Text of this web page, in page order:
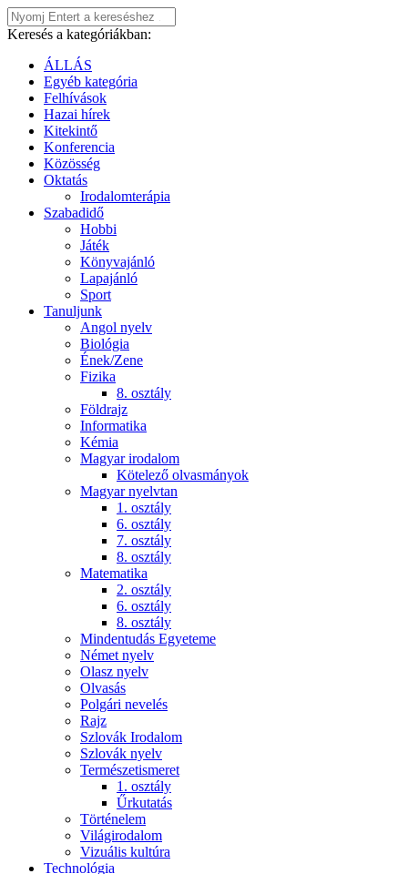
Keresés a kategóriákban:
ÁLLÁS
Egyéb kategória
Felhívások
Hazai hírek
Kitekintő
Konferencia
Közösség
Oktatás
Irodalomterápia
Szabadidő
Hobbi
Játék
Könyvajánló
Lapajánló
Sport
Tanuljunk
Angol nyelv
Biológia
Ének/Zene
Fizika
8. osztály
Földrajz
Informatika
Kémia
Magyar irodalom
Kötelező olvasmányok
Magyar nyelvtan
1. osztály
6. osztály
7. osztály
8. osztály
Matematika
2. osztály
6. osztály
8. osztály
Mindentudás Egyeteme
Német nyelv
Olasz nyelv
Olvasás
Polgári nevelés
Rajz
Szlovák Irodalom
Szlovák nyelv
Természetismeret
1. osztály
Űrkutatás
Történelem
Világirodalom
Vizuális kultúra
Technológia